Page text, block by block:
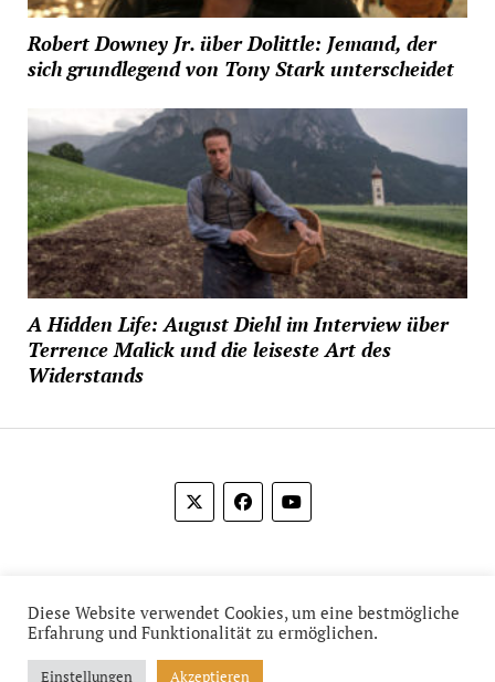
Robert Downey Jr. über Dolittle: Jemand, der
sich grundlegend von Tony Stark unterscheidet
A Hidden Life: August Diehl im Interview über
Terrence Malick und die leiseste Art des
Widerstands
Diese Website verwendet Cookies, um eine bestmögliche
Erfahrung und Funktionalität zu ermöglichen.
Einstellungen Akzeptieren